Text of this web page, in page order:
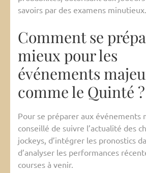
savoirs par des examens minutieux.
Comment se
mieux pour les
événements
comme le Quinté ?
Pour se préparer aux événements
conseillé de suivre l’actualité des
jockeys, d’intégrer les pronostics
d’analyser les performances
courses à venir.